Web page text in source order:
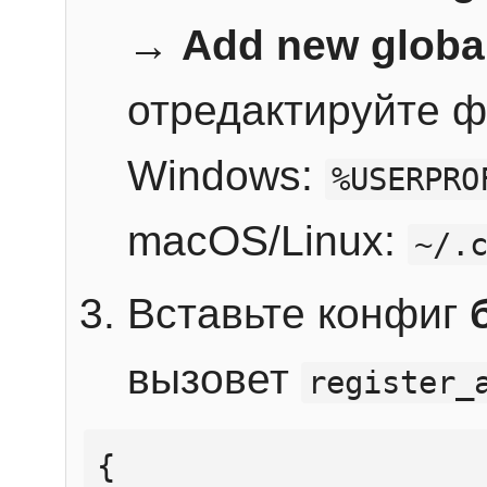
→ Add new
отредактируйте
Windows:
macOS/Linux: ~/
Вставьте конфиг
вызовет
{